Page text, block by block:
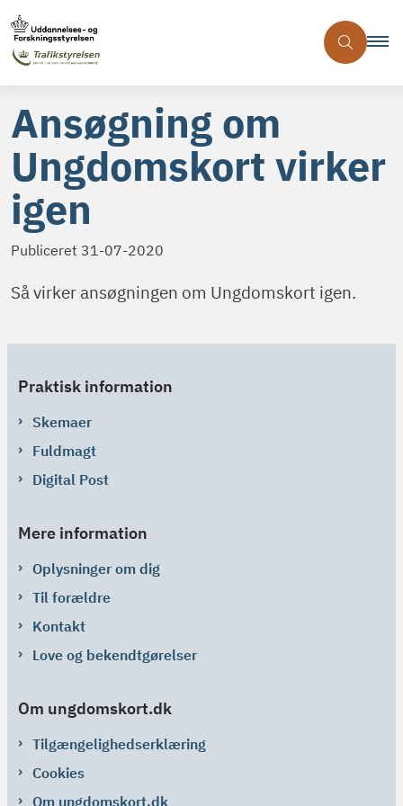
Ansøgning om
Ungdomskort virker
igen
Publiceret 31-07-2020
Så virker ansøgningen om Ungdomskort igen.
Praktisk information
Skemaer
Fuldmagt
Digital Post
Mere information
Oplysninger om dig
Til forældre
Kontakt
Love og bekendtgørelser
Om ungdomskort.dk
Tilgængelighedserklæring
Cookies
Om ungdomskort.dk